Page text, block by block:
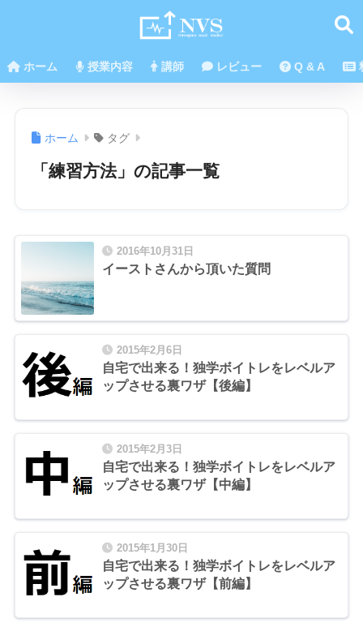
ホーム 授業内容 講師 レビュー Q & A
ホーム タグ
「練習方法」の記事一覧
2016年10月31日
イーストさんから頂いた質問
2015年2月6日
自宅で出来る！独学ボイトレをレベルア
ップさせる裏ワザ【後編】
2015年2月3日
自宅で出来る！独学ボイトレをレベルア
ップさせる裏ワザ【中編】
2015年1月30日
自宅で出来る！独学ボイトレをレベルア
ップさせる裏ワザ【前編】